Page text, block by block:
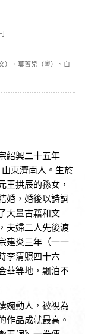
）、莫菁兒（粵）、白
紹興二十五年
東濟南人。生於
王拱辰的孫女，
婚，婚後以詩詞
大量古籍和文
夫婦二人先後渡
建炎三年（一一
李清照四十六
華等地，飄泊不
婉動人，被視為
作品成就最高。